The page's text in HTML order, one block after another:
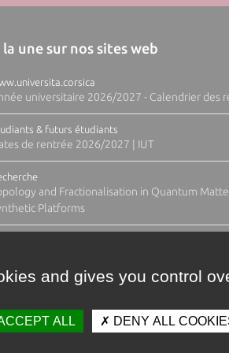
la une sur nos sites web
universitaire 2026/2027 - Calendrier des
& futurs étudiants
de rentrée 2026/2027 | IUT
and Fractionalisation in Quantum
Platforms
and gives you control
ALL DENY ALL